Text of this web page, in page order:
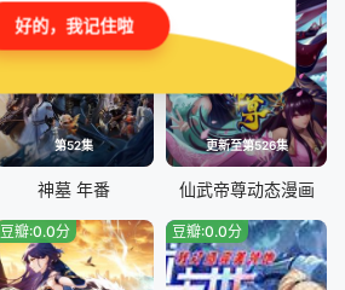
第52集
神墓 年番
更新至第526集
仙武帝尊动态漫画
豆瓣:0.0分 豆瓣:0.0分
好的，我记住啦